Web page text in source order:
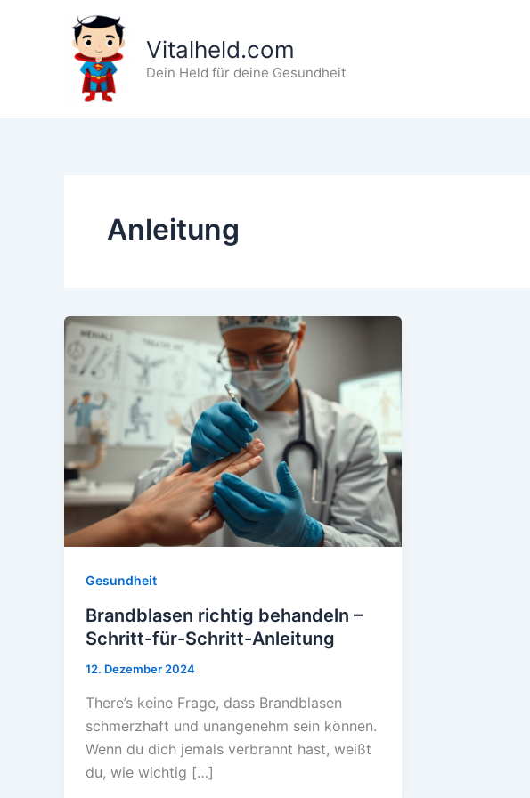
Vitalheld.com
Dein Held für deine Gesundheit
Anleitung
Gesundheit
Brandblasen richtig behandeln –
Schritt-für-Schritt-Anleitung
12. Dezember 2024
There’s keine Frage, dass Brandblasen
schmerzhaft und unangenehm sein können.
Wenn du dich jemals verbrannt hast, weißt
du, wie wichtig […]